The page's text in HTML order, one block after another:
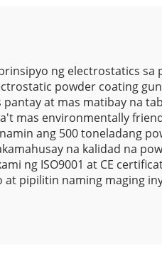
ng electrostatics
powder coating
at mas matibay na
mas environmentally
ang 500 toneladang
na kalidad na
ng ISO9001 at CE
pipilitin naming maging